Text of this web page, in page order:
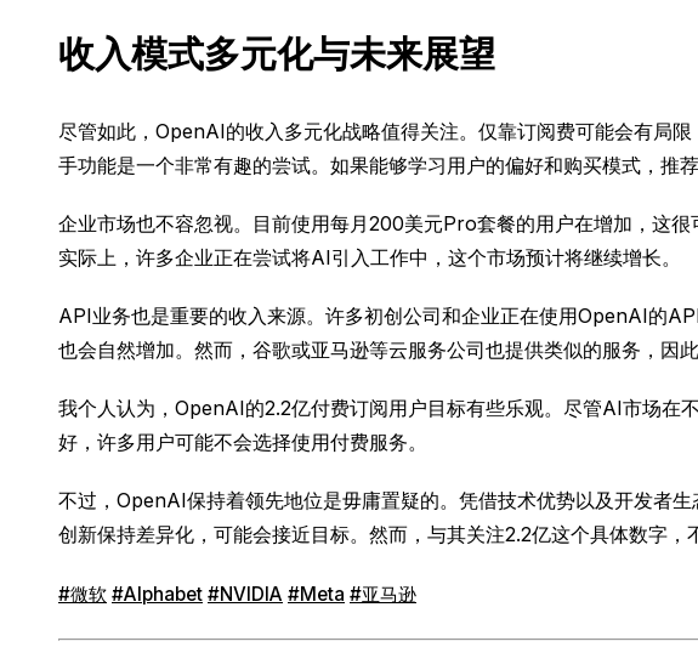
收入模式多元化与未来展望
尽管如此，OpenAI的收入多元化战略值得关注。仅靠订阅费可能会有局
手功能是一个非常有趣的尝试。如果能够学习用户的偏好和购买模式，推
企业市场也不容忽视。目前使用每月200美元Pro套餐的用户在增加，这
实际上，许多企业正在尝试将AI引入工作中，这个市场预计将继续增长。
API业务也是重要的收入来源。许多初创公司和企业正在使用OpenAI的
也会自然增加。然而，谷歌或亚马逊等云服务公司也提供类似的服务，因此
我个人认为，OpenAI的2.2亿付费订阅用户目标有些乐观。尽管AI市场在
好，许多用户可能不会选择使用付费服务。
不过，OpenAI保持着领先地位是毋庸置疑的。凭借技术优势以及开发者
创新保持差异化，可能会接近目标。然而，与其关注2.2亿这个具体数字
#微软 #Alphabet #NVIDIA #Meta #亚马逊